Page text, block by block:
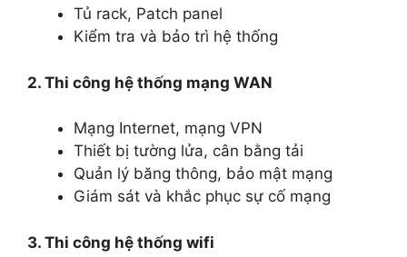
Tủ rack, Patch panel
Kiểm tra và bảo trì hệ thống
2. Thi công hệ thống mạng WAN
Mạng Internet, mạng VPN
Thiết bị tường lửa, cân bằng tải
Quản lý băng thông, bảo mật mạng
Giám sát và khắc phục sự cố mạng
3. Thi công hệ thống wifi